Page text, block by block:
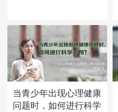
当青少年出现心理健康
问题时，如何进行科学